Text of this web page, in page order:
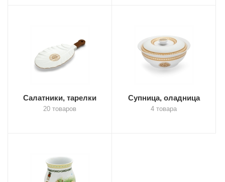
Салатники, тарелки
20 товаров
Супница, оладница
4 товара